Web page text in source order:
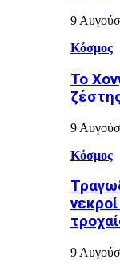
9
Κόσμος
Το
9
Κόσμος
9